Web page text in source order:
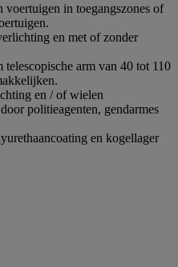
voertuigen in toegangszones of
en met of zonder
arm van 40 tot 110
en / of wielen
politieagenten, gendarmes
en kogellager